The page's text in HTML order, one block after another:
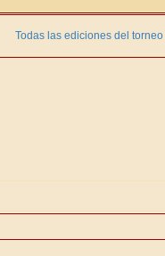
Todas las ediciones del torneo